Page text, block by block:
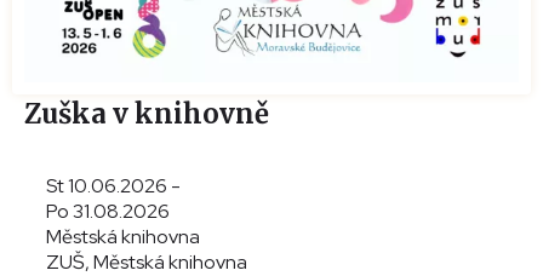
Zuška v knihovně
St 10.06.2026 -
Po 31.08.2026
Městská knihovna
ZUŠ, Městská knihovna